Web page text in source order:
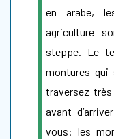
en arabe,
agriculture
steppe. Le
montures qui
traversez très
avant
vous: les